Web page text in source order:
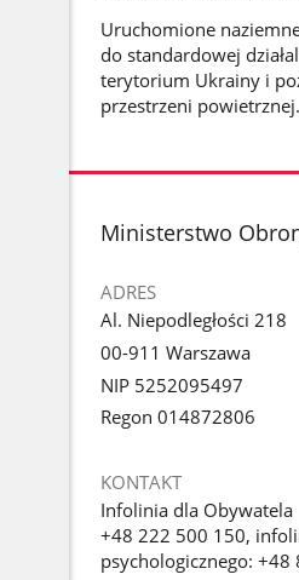
Uruchomione
do standardowej
terytorium Ukrainy i
przestrzeni powietrznej.
stopka
Ministerstwo
ADRES
Al. Niepodległości 218
00-911 Warszawa
NIP 5252095497
Regon 014872806
KONTAKT
Infolinia dla Obywatela
+48 222 500 150,
psychologicznego: +48